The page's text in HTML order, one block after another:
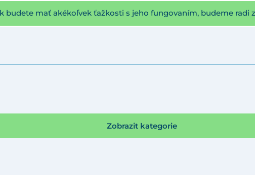
budete mať akékoľvek ťažkosti s jeho fungovaním, budeme radi
Zobrazit kategorie